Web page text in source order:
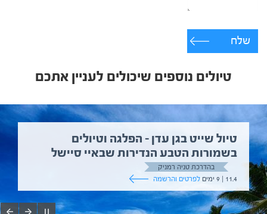
שלח
טיולים נוספים שיכולים לעניין אתכם
טיול שייט בגן עדן – הפלגה וטיולים
בשמורות הטבע הנדירות שבאיי סיישל
בהדרכת טניה רמניק
11.4 | 9 ימים
לפרטים והרשמה